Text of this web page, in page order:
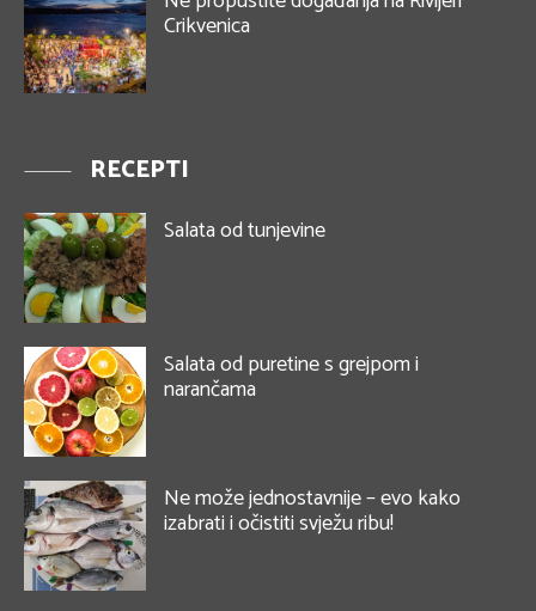
Crikvenica
RECEPTI
Salata od tunjevine
Salata od puretine s grejpom i
narančama
Ne može jednostavnije – evo kako
izabrati i očistiti svježu ribu!